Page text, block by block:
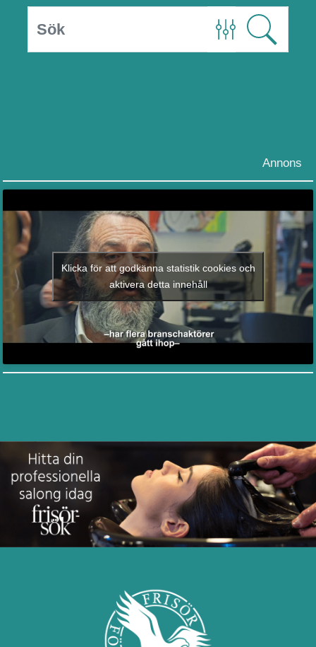
Annons
Klicka för att godkänna statistik cookies och
aktivera detta innehåll